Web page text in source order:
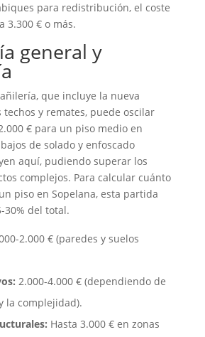
para redistribución, el coste
3.300 € o más.
general y
que incluye la nueva
y remates, puede oscilar
€ para un piso medio en
de solado y enfoscado
aquí, pudiendo superar los
complejos. Para calcular cuánto
piso en Sopelana, esta partida
30% del total.
2.000 € (paredes y suelos
2.000-4.000 € (dependiendo de
la complejidad).
Hasta 3.000 € en zonas